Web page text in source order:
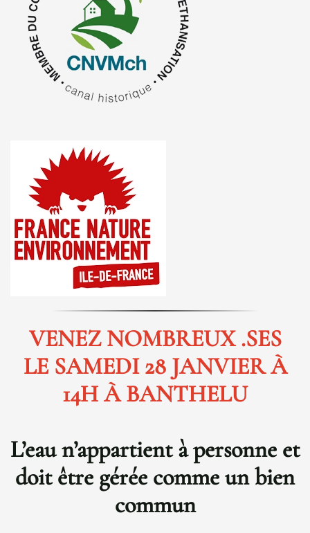
VENEZ NOMBREUX .SES
LE SAMEDI 28 JANVIER À
14H À BANTHELU
L’eau n’appartient à personne et
doit être gérée comme un bien
commun